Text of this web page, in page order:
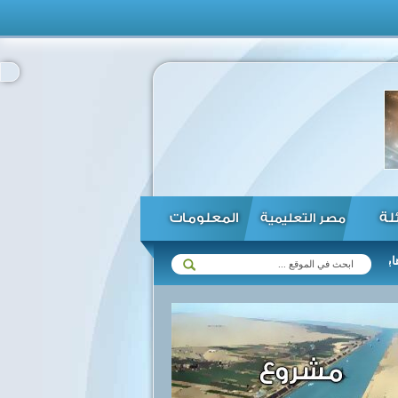
مصر التعليمية المعلومات
اعتقال 12 متهما بالارهاب خططوا لشن هجمات في إيطاليا ... ومقتل 17 إرهابيا ...